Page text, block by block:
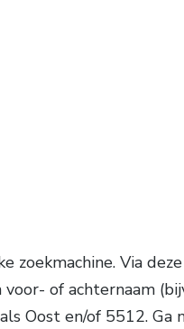
zoekmachine. Via
of achternaam
Oost en/of 5512.